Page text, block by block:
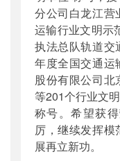
分公司白龙江营
运输行业文明示
执法总队轨道
年度全国交通运
股份有限公司北
等201个行业文
称号。希望获
厉，继续发挥
展再立新功。